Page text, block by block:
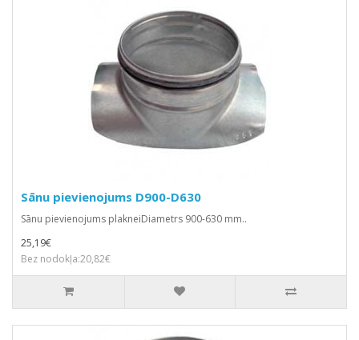
Sānu pievienojums D900-D630
Sānu pievienojums plakneiDiametrs 900-630 mm..
25,19€
Bez nodokļa:20,82€